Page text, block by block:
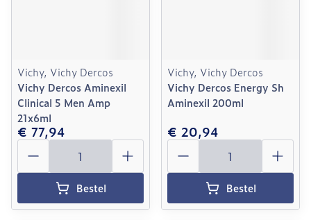
Vichy, Vichy Dercos
Vichy Dercos Aminexil
Clinical 5 Men Amp
21x6ml
€ 77,94
Aantal
Bestel
Vichy, Vichy Dercos
Vichy Dercos Energy Sh
Aminexil 200ml
€ 20,94
Aantal
Bestel